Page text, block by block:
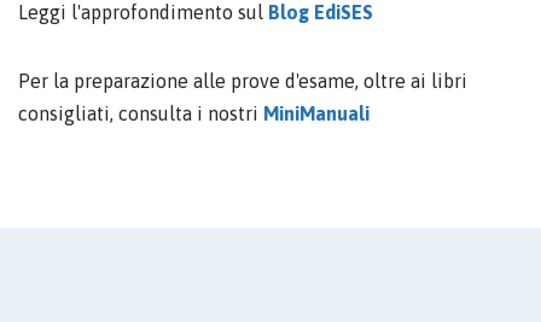
Leggi l'approfondimento sul Blog EdiSES
Per la preparazione alle prove d'esame, oltre ai libri
consigliati, consulta i nostri MiniManuali